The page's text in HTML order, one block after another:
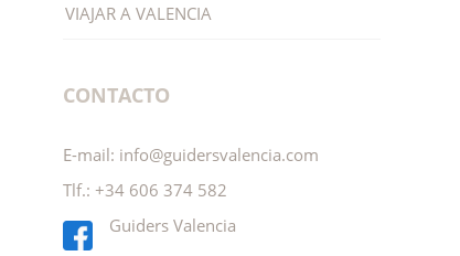
VIAJAR A VALENCIA
CONTACTO
E-mail: info@guidersvalencia.com
Tlf.: +34 606 374 582
Guiders Valencia